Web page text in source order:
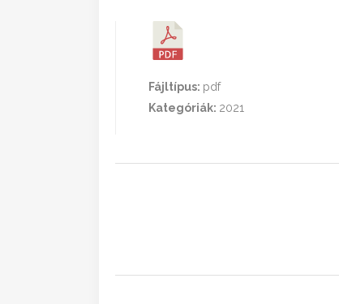
Fájltípus: pdf
Kategóriák: 2021